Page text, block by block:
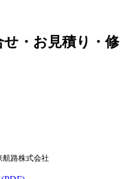
・お見積り・修
航路株式会社